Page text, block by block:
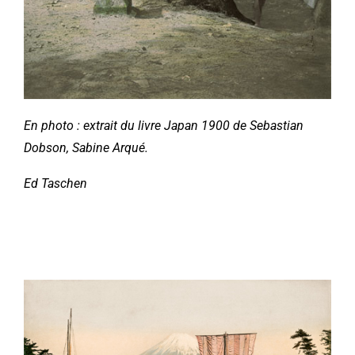
En photo : extrait du livre Japan 1900 de Sebastian
Dobson, Sabine Arqué.
Ed Taschen